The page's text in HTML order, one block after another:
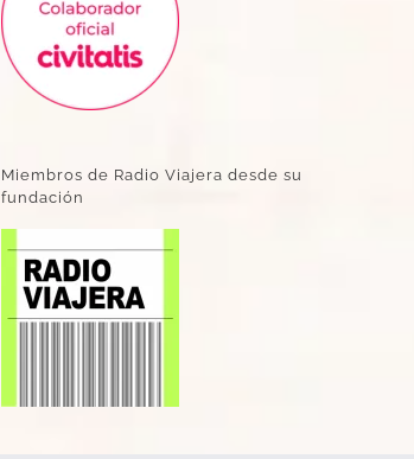
Miembros de Radio Viajera desde su
fundación